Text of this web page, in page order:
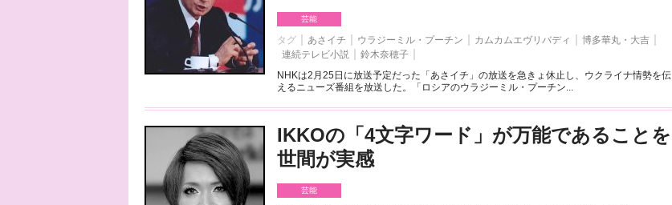
芸能
タグ あさイチ ウラジーミル・プーチン カムカムエヴリバディ
博多華丸・大吉
連続テレビ小説
鈴木奈穂子
NHKは2月25日に放送予定だった「あさイチ」の放送を急きょ休止し、ウクライナ情勢を伝
えるニューズ番組を放送した。「ロシアのウラジーミル・プーチン...
IKKOの「4文字ワード」が万能であることを
世間が実感
芸能